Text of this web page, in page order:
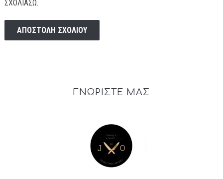
ΣΧΟΛΙΆΣΩ.
ΓΝΩΡΙΣΤΕ ΜΑΣ